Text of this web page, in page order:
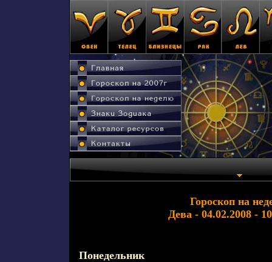
Гороскоп на
Дева - 04.02.2008 -
Понедельник